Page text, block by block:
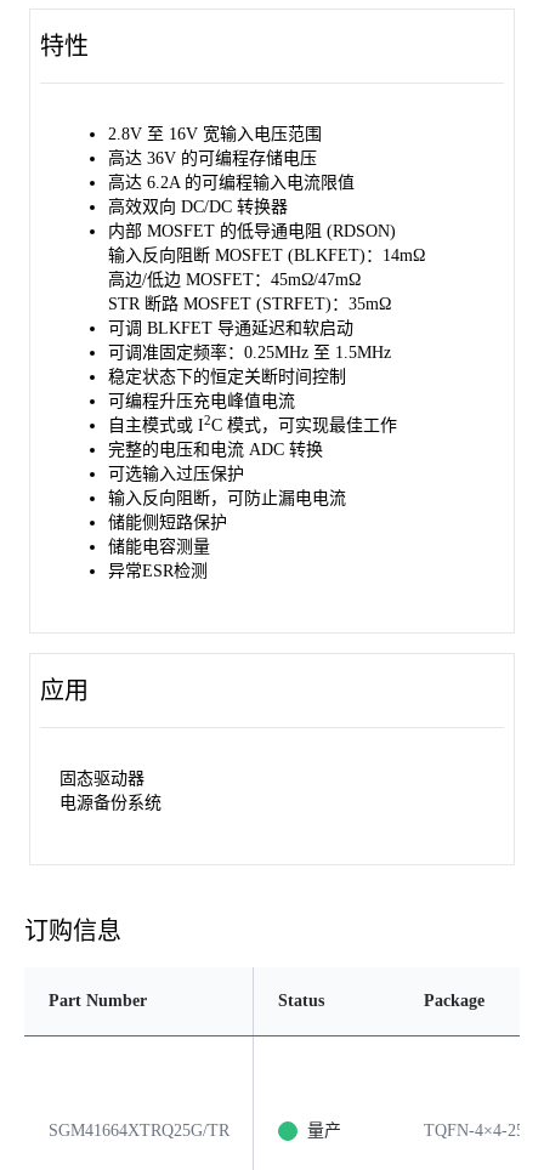
（3.3V、5V 或 12V）通过 OVP 引脚进行选择。I
量和状态，例如输入电压、输入电流、总线电压和储能电压。
SGM41664 采用绿色 TQFN-4×4-25L 封装，能够实现紧凑的布局
设计，节省空间，从而为 SSD 提供更高的内存容量。
特性
2.8V 至 16V 宽输入电压范围
高达 36V 的可编程存储电压
高达 6.2A 的可编程输入电流限值
高效双向 DC/DC 转换器
内部 MOSFET 的低导通电阻 (RDSON)
输入反向阻断 MOSFET (BLKFET)：14mΩ
高边/低边 MOSFET：45mΩ/47mΩ
STR 断路 MOSFET (STRFET)：35mΩ
可调 BLKFET 导通延迟和软启动
可调准固定频率：0.25MHz 至 1.5MHz
稳定状态下的恒定关断时间控制
可编程升压充电峰值电流
自主模式或 I2C 模式，可实现最佳工作
完整的电压和电流 ADC 转换
可选输入过压保护
输入反向阻断，可防止漏电电流
储能侧短路保护
储能电容测量
异常ESR检测
应用
固态驱动器
电源备份系统
订购信息
Part Number Status Package
SGM41664XTRQ25G/TR 量产 TQFN-4×4-25L